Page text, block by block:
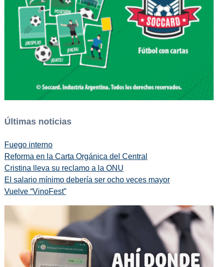
Últimas noticias
Fuego interno
Reforma en la Carta Orgánica del Central
Cristina lleva su reclamo a la ONU
El salario mínimo debería ser ocho veces mayor
Vuelve “VinoFest”